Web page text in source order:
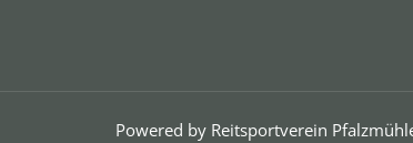
Powered by Reitsportverein